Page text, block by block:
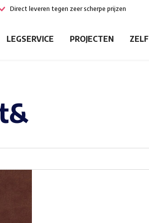
Direct leveren tegen zeer scherpe prijzen
LEGSERVICE PROJECTEN